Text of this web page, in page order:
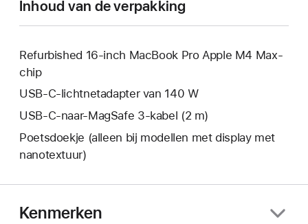
Inhoud van de verpakking
Refurbished 16‑inch MacBook Pro Apple M4 Max-
chip
USB‑C-lichtnetadapter van 140 W
USB‑C-naar-MagSafe 3-kabel (2 m)
Poetsdoekje (alleen bij modellen met display met
nanotextuur)
Kenmerken